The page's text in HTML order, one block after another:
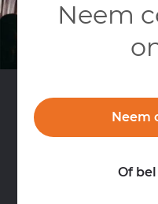
Neem
Neem
Of bel